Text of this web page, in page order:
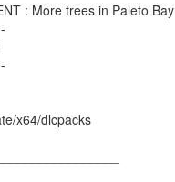
: More trees in Paleto Bay
x64/dlcpacks